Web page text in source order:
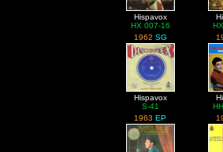
Hispavox
HX 007-16
1962 SG
Hispavox
S-41
1963EP